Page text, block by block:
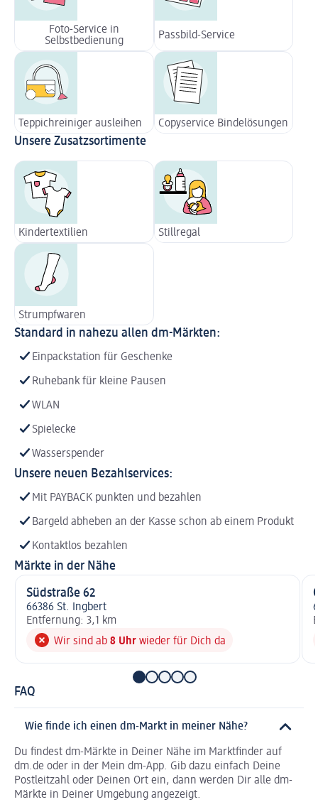
Foto-Service in
Selbstbedienung
Passbild-Service
Teppichreiniger ausleihen Copyservice Bindelösungen
Unsere Zusatzsortimente
Kindertextilien Stillregal
Strumpfwaren
Standard in nahezu allen dm-Märkten:
Einpackstation für Geschenke
Ruhebank für kleine Pausen
WLAN
Spielecke
Wasserspender
Unsere neuen Bezahlservices:
Mit PAYBACK punkten und bezahlen
Bargeld abheben an der Kasse schon ab einem Produkt
Kontaktlos bezahlen
Märkte in der Nähe
Südstraße 62
66386 St. Ingbert
Entfernung: 3,1 km
Wir sind ab 8 Uhr wieder für Dich da
FAQ
Wie finde ich einen dm-Markt in meiner Nähe?
Du findest dm-Märkte in Deiner Nähe im Marktfinder auf
dm.de oder in der Mein dm-App. Gib dazu einfach Deine
Postleitzahl oder Deinen Ort ein, dann werden Dir alle dm-
Märkte in Deiner Umgebung angezeigt.